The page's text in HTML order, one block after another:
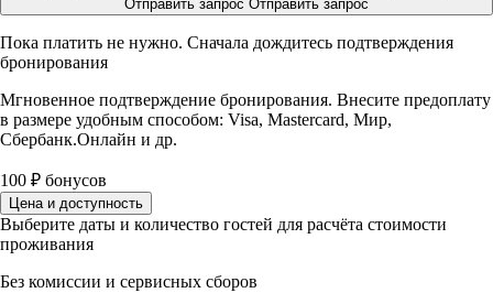
Отправить запрос Отправить запрос
Пока платить не нужно. Сначала дождитесь подтверждения
бронирования
Мгновенное подтверждение бронирования. Внесите предоплату
в размере удобным способом: Visa, Mastercard, Мир,
Сбербанк.Онлайн и др.
100 ₽ бонусов
Цена и доступность
Выберите даты и количество гостей для расчёта стоимости
проживания
Без комиссии и сервисных сборов